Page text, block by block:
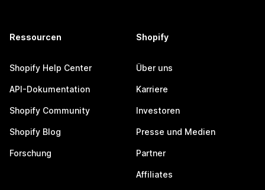
Ressourcen
Shopify Help Center
API-Dokumentation
Shopify Community
Shopify Blog
Forschung
Shopify
Über uns
Karriere
Investoren
Presse und Medien
Partner
Affiliates